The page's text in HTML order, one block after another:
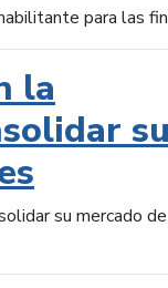
para las
la
su mercado de